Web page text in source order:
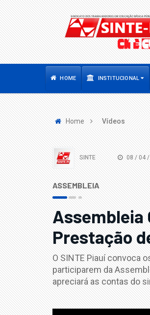
HOME INSTITUCIONAL
Home Vídeos
SINTE 08 / 04
ASSEMBLEIA
Assembleia
Prestação
O SINTE Piauí convoca
participarem da
apreciará as contas do